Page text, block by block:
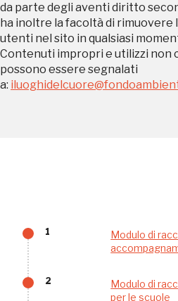
da parte degli aventi diritto
ha inoltre la facoltà di rimuovere
utenti nel sito in qualsiasi
Contenuti impropri e utilizzi non
possono essere segnalati
a:
1
Modulo di
2
Modulo di
per le scuole
Tutto
sarebbe
Milano
Tel. 02 4676151 - Fax
Fondazione nazionale senza scopo di